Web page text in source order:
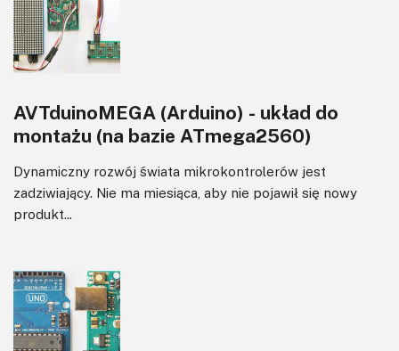
AVTduinoMEGA (Arduino) - układ do
montażu (na bazie ATmega2560)
Dynamiczny rozwój świata mikrokontrolerów jest
zadziwiający. Nie ma miesiąca, aby nie pojawił się nowy
produkt...